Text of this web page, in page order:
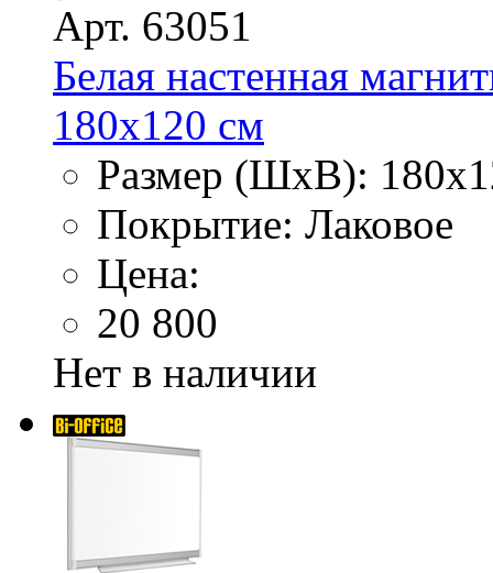
Арт. 63051
Белая настенная
180х120 см
Размер (ШхВ):
Покрытие: Лаковое
Цена:
20 800
Нет в наличии